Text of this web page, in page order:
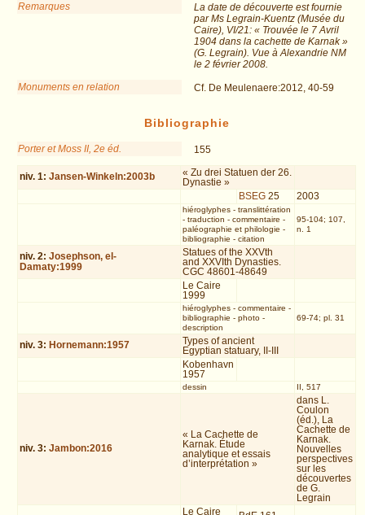
Remarques
La date de découverte est fournie
par Ms Legrain-Kuentz (Musée du
Caire), VI/21: « Trouvée le 7 Avril
1904 dans la cachette de Karnak »
(G. Legrain). Vue à Alexandrie NM
le 2 février 2008.
Monuments en relation
Cf. De Meulenaere:2012, 40-59
Bibliographie
Porter et Moss II, 2e éd. 155
niv. 1:Jansen-Winkeln:2003b
« Zu drei Statuen der 26.
Dynastie »
BSEG 25 2003
hiéroglyphes- translittération
- traduction - commentaire -
paléographie et philologie -
bibliographie - citation
95-104; 107,
n. 1
niv. 2:Josephson, el-
Damaty:1999
Statues of the XXVth
and XXVIth Dynasties.
CGC 48601-48649
Le Caire
1999
hiéroglyphes- commentaire -
bibliographie - photo-
description
69-74; pl. 31
niv. 3: Hornemann:1957
Types of ancient
Egyptian statuary, II-III
Kobenhavn
1957
dessin II, 517
niv. 3:Jambon:2016
« La Cachette de
Karnak. Étude
analytique et essais
d’interprétation »
dans L.
Coulon
(éd.), La
Cachette de
Karnak.
Nouvelles
perspectives
sur les
découvertes
de G.
Legrain
Le Caire